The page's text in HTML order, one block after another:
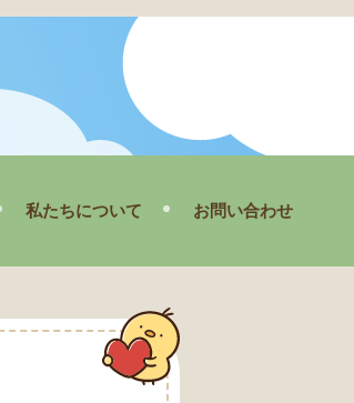
私たちについて
会社概要
お問い合わせ